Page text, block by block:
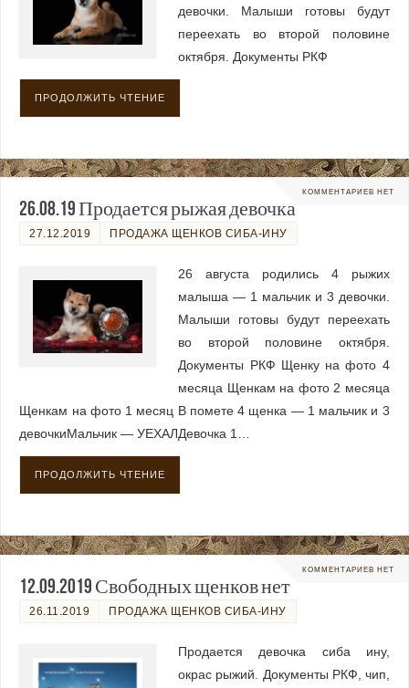
девочки. Малыши готовы будут
переехать во второй половине
октября. Документы РКФ
ПРОДОЛЖИТЬ ЧТЕНИЕ
КОММЕНТАРИЕВ НЕТ
26.08.19 Продается рыжая девочка
27.12.2019 ПРОДАЖА ЩЕНКОВ СИБА-ИНУ
26 августа родились 4 рыжих
малыша — 1 мальчик и 3 девочки.
Малыши готовы будут переехать
во второй половине октября.
Документы РКФ Щенку на фото 4
месяца Щенкам на фото 2 месяца
Щенкам на фото 1 месяц В помете 4 щенка — 1 мальчик и 3
девочкиМальчик — УЕХАЛДевочка 1…
ПРОДОЛЖИТЬ ЧТЕНИЕ
КОММЕНТАРИЕВ НЕТ
12.09.2019 Свободных щенков нет
26.11.2019 ПРОДАЖА ЩЕНКОВ СИБА-ИНУ
Продается девочка сиба ину,
окрас рыжий. Документы РКФ, чип,